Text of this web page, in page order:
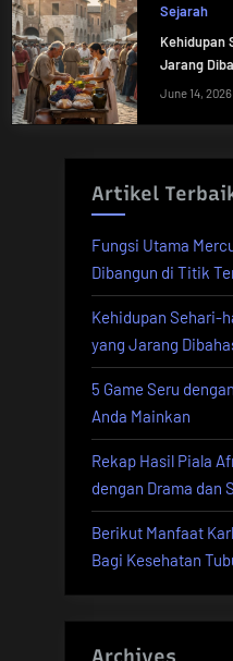
Sejarah
Kehidupan
Jarang
June 14, 2026
Artikel
Fungsi Utama
Dibangun di Titik
Kehidupan Sehari-
yang Jarang
5 Game Seru
Anda Mainkan
Rekap Hasil Piala
dengan Drama dan
Berikut Manfaat
Bagi Kesehatan